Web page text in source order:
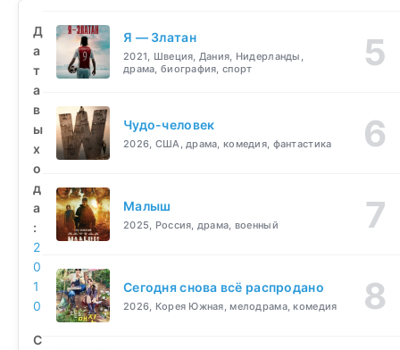
бесплатно
Д
а
т
а
в
ы
х
о
д
а
:
2
0
1
0
С
Я — Златан
2021, Швеция, Дания, Нидерланды,
драма, биография, спорт
Чудо-человек
2026, США, драма, комедия, фантастика
Малыш
2025, Россия, драма, военный
Сегодня снова всё распродано
2026, Корея Южная, мелодрама, комедия